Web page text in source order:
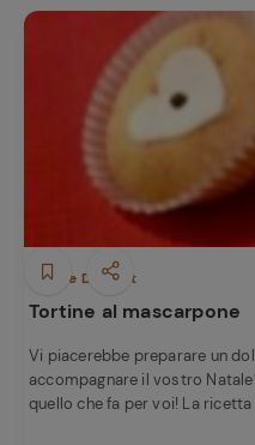
Dolci e Dessert
Tortine al mascarpone
Vi piacerebbe preparare un
accompagnare il vostro
quello che fa per voi! La